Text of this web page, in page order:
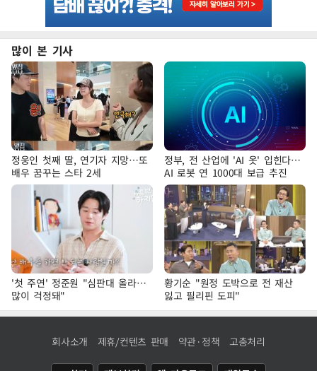
많이 본 기사
정웅인 첫째 딸, 연기자 지망…또
배우 꿈꾸는 스타 2세
정부, 전 산업에 'AI 옷' 입힌다…
AI 로봇 연 1000대 보급 추진
'첫 주연' 정준원 "심판대 올라…
많이 걱정돼"
황기순 "원정 도박으로 전 재산
잃고 필리핀 도피"
회사소개 제휴/컨텐츠 판매 약관·정책 고충처리